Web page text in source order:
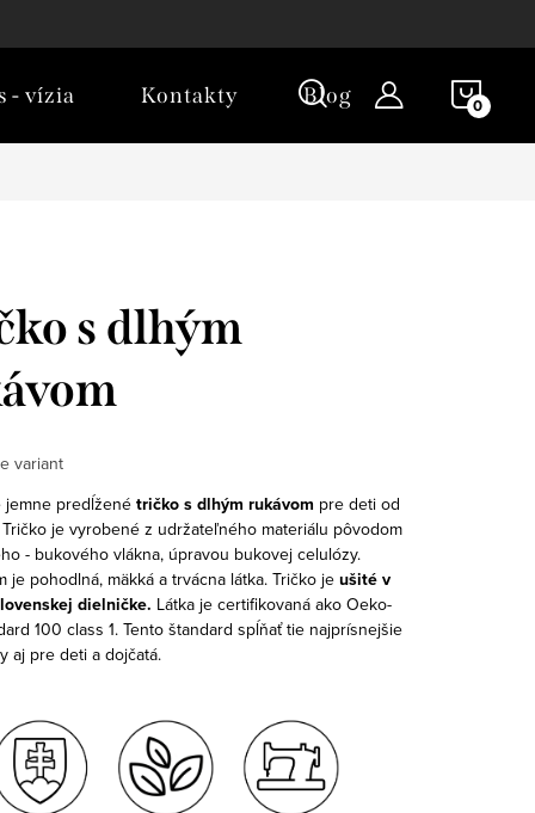
- vízia Kontakty Blog
s dlhým
variant
jemne predĺžené tričko s dlhým rukávom pre deti od
je vyrobené z udržateľného materiálu pôvodom
- bukového vlákna, úpravou bukovej celulózy.
je pohodlná, mäkká a trvácna látka. Tričko je ušité v
dielničke. Látka je certifikovaná ako Oeko-
100 class 1. Tento štandard spĺňať tie najprísnejšie
aj pre deti a dojčatá.